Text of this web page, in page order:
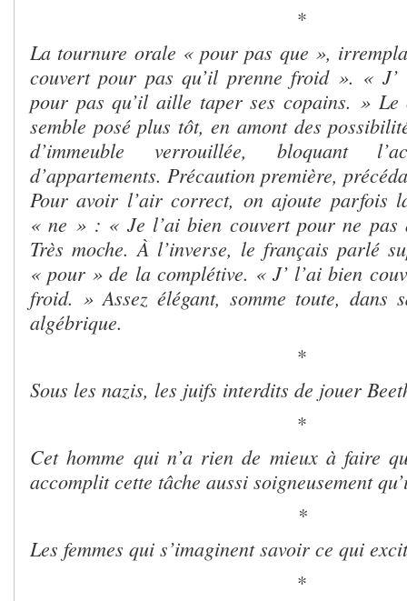
*
La tournure orale « pour pas que »,
couvert pour pas qu’il prenne froid ». «
pour pas qu’il aille taper ses copains. »
semble posé plus tôt, en amont des
d’immeuble verrouillée, bloquant
d’appartements. Précaution première,
Pour avoir l’air correct, on ajoute parfois
« ne » : « Je l’ai bien couvert pour ne pas
Très moche. À l’inverse, le français parlé
« pour » de la complétive. « J’ l’ai bien
froid. » Assez élégant, somme toute, dans
algébrique.
*
Sous les nazis, les juifs interdits de jouer
*
Cet homme qui n’a rien de mieux à faire
accomplit cette tâche aussi soigneusement
*
Les femmes qui s’imaginent savoir ce qui
*